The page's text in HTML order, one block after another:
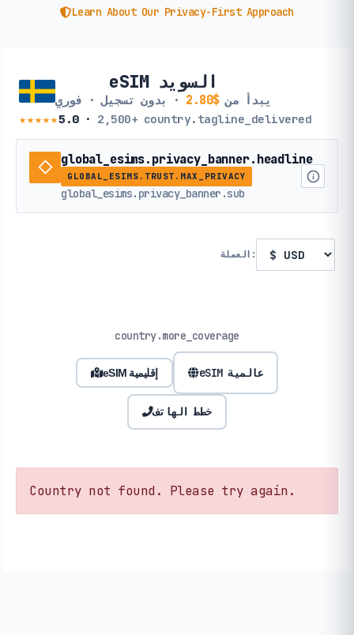
Learn About Our Privacy-First Approach
eSIM السويد
يبدأ من$2.80
· بدون تسجيل · فوري
★★★★★5.0· 2,500+ country.tagline_delivered
global_esims.privacy_banner.headline
GLOBAL_ESIMS.TRUST.MAX_PRIVACY
global_esims.privacy_banner.sub
العملة:
country.more_coverage
eSIM إقليمية eSIM عالمية
خطط الهاتف
Country not found. Please try again.